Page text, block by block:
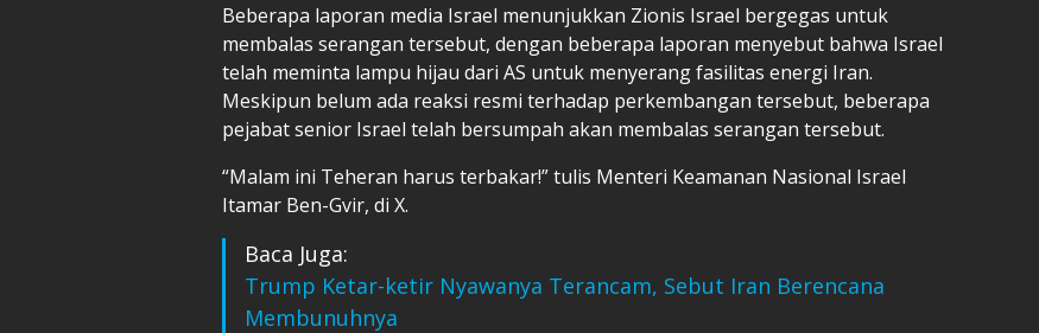
Beberapa laporan media Israel menunjukkan Zionis Israel bergegas untuk
membalas serangan tersebut, dengan beberapa laporan menyebut bahwa Israel
telah meminta lampu hijau dari AS untuk menyerang fasilitas energi Iran.
Meskipun belum ada reaksi resmi terhadap perkembangan tersebut, beberapa
pejabat senior Israel telah bersumpah akan membalas serangan tersebut.
“Malam ini Teheran harus terbakar!” tulis Menteri Keamanan Nasional Israel
Itamar Ben-Gvir, di X.
Baca Juga:
Trump Ketar-ketir Nyawanya Terancam, Sebut Iran Berencana
Membunuhnya